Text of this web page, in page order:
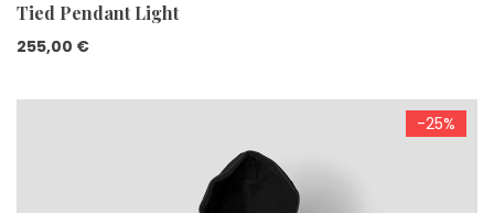
Tied Pendant Light
255,00 €
-25%